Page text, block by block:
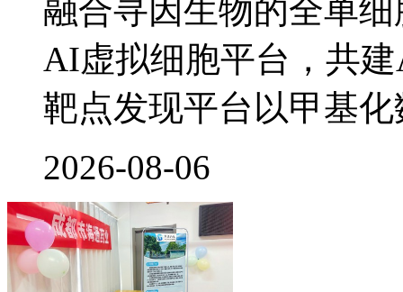
融合寻因生物的全单
AI虚拟细胞平台，共
靶点发现平台以甲基化
2026-08-06